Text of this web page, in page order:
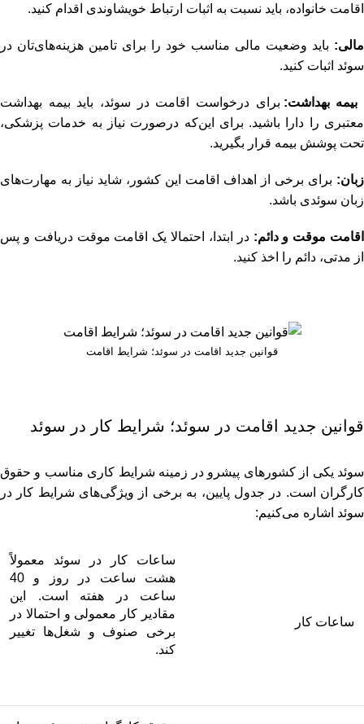
اقامت خانواده، باید نسبت به اثبات ارتباط خویشاوندی اقدام کنید.
مالی: باید وضعیت مالی مناسب خود را برای تامین هزینه‌های‌تان در
سوئد اثبات کنید.
بیمه بهداشت: برای درخواست اقامت در سوئد، باید بیمه بهداشت
معتبری را دارا باشید. برای این‌که درصورت نیاز به خدمات پزشکی،
تحت پوشش بیمه قرار بگیرید.
زبان: برای برخی از اهداف اقامت این کشور، شاید نیاز به مهارت‌های
زبان سوئدی باشد.
اقامت موقت و دائم: در ابتدا، احتمالا یک اقامت موقت دریافت و پس
از مدتی، دائم را اخذ کنید.
قوانین جدید اقامت در سوئد؛ شرایط اقامت
قوانین جدید اقامت در سوئد؛ شرایط کار در سوئد
سوئد یکی از کشورهای پیشرو در زمینه شرایط کاری مناسب و حقوق
کارگران است. در جدول پایین، به برخی از ویژگی‌های شرایط کار در
سوئد اشاره می‌کنیم:
ساعات کار
ساعات کار در سوئد معمولاً
هشت ساعت در روز و 40
ساعت در هفته است. این
مقادیر کار معمولی و احتمالا در
برخی صنوف و شغل‌ها تغییر
کند.